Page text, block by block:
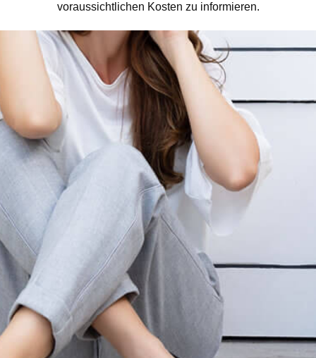
voraussichtlichen Kosten zu informieren.